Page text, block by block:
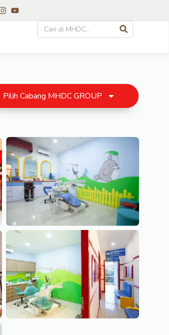
Pilih Cabang MHDC GROUP